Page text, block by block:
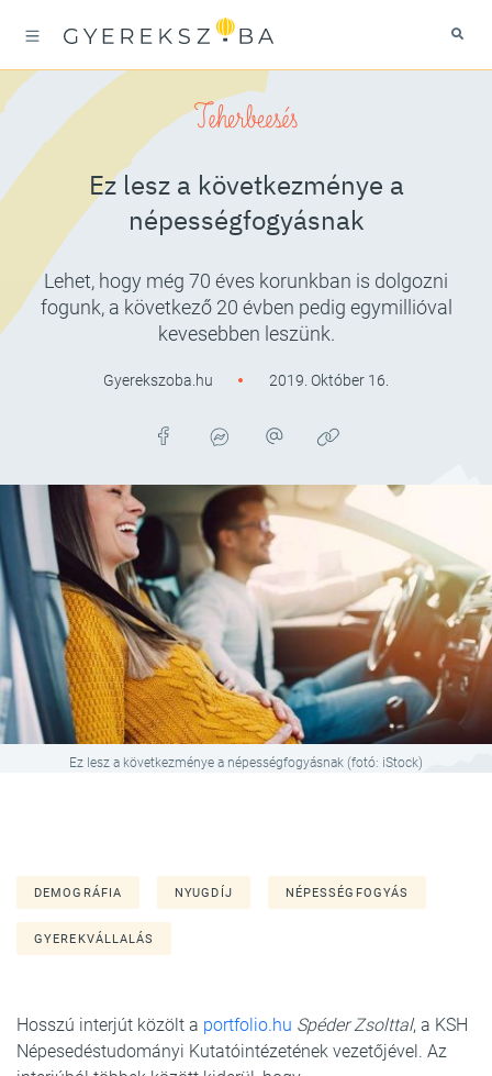
Teherbeesés
Ez lesz a következménye a
népességfogyásnak
Lehet, hogy még 70 éves korunkban is dolgozni
fogunk, a következő 20 évben pedig egymillióval
kevesebben leszünk.
Gyerekszoba.hu 2019. Október 16.
Ez lesz a következménye a népességfogyásnak (fotó: iStock)
DEMOGRÁFIA NYUGDÍJ NÉPESSÉGFOGYÁS
GYEREKVÁLLALÁS
Hosszú interjút közölt a portfolio.hu Spéder Zsolttal, a KSH
Népesedéstudományi Kutatóintézetének vezetőjével. Az